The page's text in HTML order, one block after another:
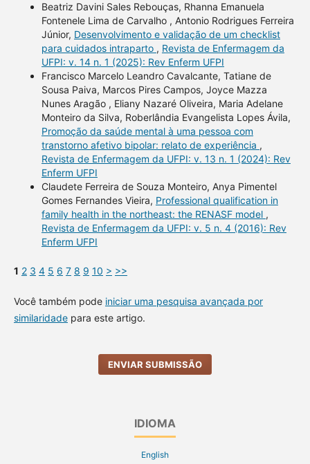
Beatriz Davini Sales Rebouças, Rhanna Emanuela
Fontenele Lima de Carvalho , Antonio Rodrigues Ferreira
Júnior, Desenvolvimento e validação de um checklist
para cuidados intraparto , Revista de Enfermagem da
UFPI: v. 14 n. 1 (2025): Rev Enferm UFPI
Francisco Marcelo Leandro Cavalcante, Tatiane de
Sousa Paiva, Marcos Pires Campos, Joyce Mazza
Nunes Aragão , Eliany Nazaré Oliveira, Maria Adelane
Monteiro da Silva, Roberlândia Evangelista Lopes Ávila,
Promoção da saúde mental à uma pessoa com
transtorno afetivo bipolar: relato de experiência ,
Revista de Enfermagem da UFPI: v. 13 n. 1 (2024): Rev
Enferm UFPI
Claudete Ferreira de Souza Monteiro, Anya Pimentel
Gomes Fernandes Vieira, Professional qualification in
family health in the northeast: the RENASF model ,
Revista de Enfermagem da UFPI: v. 5 n. 4 (2016): Rev
Enferm UFPI
1 2 3 4 5 6 7 8 9 10 > >>
Você também pode iniciar uma pesquisa avançada por
similaridadepara este artigo.
ENVIAR SUBMISSÃO
IDIOMA
English